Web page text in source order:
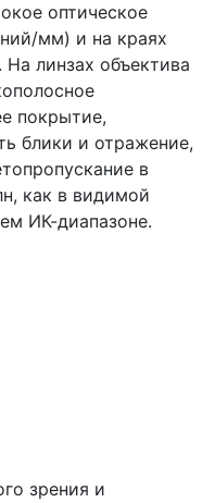
оптическое
мм) и на краях
линзах объектива
покрытие,
блики и отражение,
в
как в видимой
ИК-диапазоне.
зрения и